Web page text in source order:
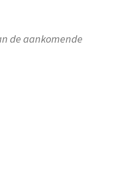
de aankomende